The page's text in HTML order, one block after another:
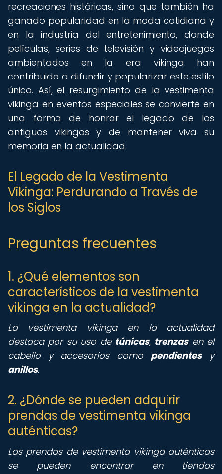
recreaciones históricas, sino que también ha
ganado popularidad en la moda cotidiana y
en la industria del entretenimiento, donde
películas, series de televisión y videojuegos
ambientados en la era vikinga han
contribuido a difundir y popularizar este estilo
único. Así, el resurgimiento de la vestimenta
vikinga en eventos especiales se convierte en
una forma de honrar el legado de los
antiguos vikingos y de mantener viva su
memoria en la actualidad.
El Legado de la Vestimenta
Vikinga: Perdurando a Través de
los Siglos
Preguntas frecuentes
1. ¿Qué elementos son
característicos de la vestimenta
vikinga en la actualidad?
La vestimenta vikinga en la actualidad
destaca por su uso de túnicas, trenzasen el
cabello y accesorios como pendientesy
anillos.
2. ¿Dónde se pueden adquirir
prendas de vestimenta vikinga
auténticas?
Las prendas de vestimenta vikinga auténticas
se pueden encontrar en tiendas